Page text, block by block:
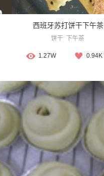
西班牙苏打饼干下午茶
饼干 下午茶
1.27W 0.94K